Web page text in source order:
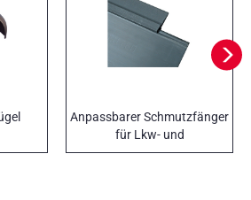
Anpassbarer Schmutzfänger
für Lkw- und
Anhängertraversen